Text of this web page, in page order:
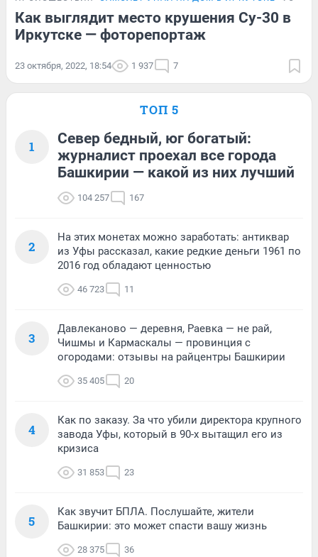
Как выглядит место крушения Су-30 в
Иркутске — фоторепортаж
23 октября, 2022, 18:54 1 937 7
ТОП 5
1
Север бедный, юг богатый:
журналист проехал все города
Башкирии — какой из них лучший
104 257 167
2
На этих монетах можно заработать: антиквар
из Уфы рассказал, какие редкие деньги 1961 по
2016 год обладают ценностью
46 723 11
3
Давлеканово — деревня, Раевка — не рай,
Чишмы и Кармаскалы — провинция с
огородами: отзывы на райцентры Башкирии
35 405 20
4
Как по заказу. За что убили директора крупного
завода Уфы, который в 90-х вытащил его из
кризиса
31 853 23
5
Как звучит БПЛА. Послушайте, жители
Башкирии: это может спасти вашу жизнь
28 375 36